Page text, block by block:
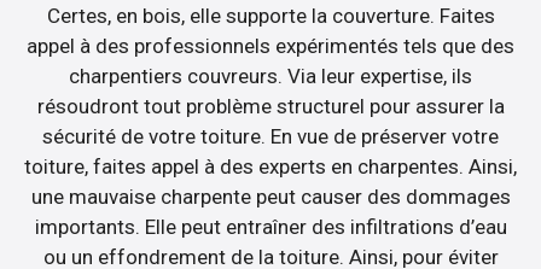
Certes, en bois, elle supporte la couverture. Faites
appel à des professionnels expérimentés tels que des
charpentiers couvreurs. Via leur expertise, ils
résoudront tout problème structurel pour assurer la
sécurité de votre toiture. En vue de préserver votre
toiture, faites appel à des experts en charpentes. Ainsi,
une mauvaise charpente peut causer des dommages
importants. Elle peut entraîner des infiltrations d’eau
ou un effondrement de la toiture. Ainsi, pour éviter